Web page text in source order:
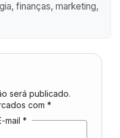
finanças, marketing,
será publicado.
com *
mail *